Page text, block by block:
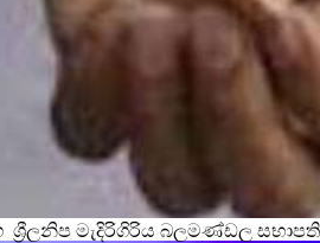
මැදිරිගිරිය බලමණ්ඩල සභාපති